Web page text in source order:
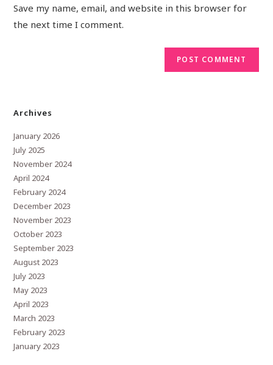
Save my name, email, and website in this browser for
the next time I comment.
Archives
January 2026
July 2025
November 2024
April 2024
February 2024
December 2023
November 2023
October 2023
September 2023
August 2023
July 2023
May 2023
April 2023
March 2023
February 2023
January 2023